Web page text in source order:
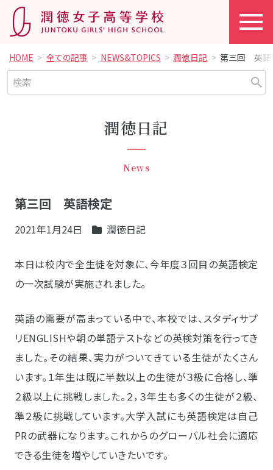
HOME 全ての記事 NEWS&TOPICS 潤徳日記 第三回 英語
潤徳日記
News
第三回 英語検定
2021年1月24日 潤徳日記
本日は校内で全生徒を対象に、今年度３回目の英語検定
の一次試験が実施されました。
英語の需要が高まっている中で、本校では、スタディサプ
リENGLISHや朝の単語テストなどの英検対策を行ってき
ました。その結果、実力がついてきている生徒がたくさん
います。１年生は既に半数以上の生徒が３級に合格し、準
２級以上に挑戦しました。２，３年生も多くの生徒が２級、
準２級に挑戦しています。大学入試にも英語検定は自己
PRの武器になります。これからのグローバル社会に適応
できる生徒を増やしていきたいです。